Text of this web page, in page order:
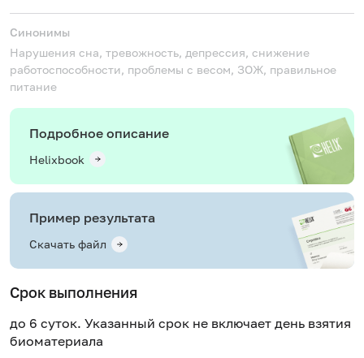
Синонимы
Нарушения сна, тревожность, депрессия, снижение
работоспособности, проблемы с весом, ЗОЖ, правильное
питание
Подробное описание
Helixbook
Пример результата
Скачать файл
Срок выполнения
до 6 суток. Указанный срок не включает день взятия
биоматериала